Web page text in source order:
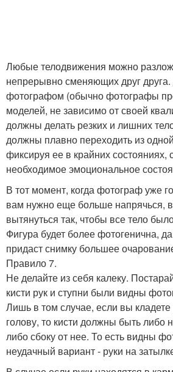
Любые телодвижения можно
непрерывно сменяющих друг
фотографом (обычно фотографы
моделей, не зависимо от своей
должны делать резких и лишних
должны плавно переходить из
фиксируя ее в крайних состояниях,
необходимое эмоциональное
В тот момент, когда фотограф уже
вам нужно еще больше напрячься,
вытянуться так, чтобы все тело
Фигура будет более фотогенична,
придаст снимку большее
Правило 7.
Не делайте из себя калеку.
кисти рук и ступни были видны
Лишь в том случае, если вы кладете
голову, то кисти должны быть либо
либо сбоку от нее. То есть видны
неудачный вариант - руки на